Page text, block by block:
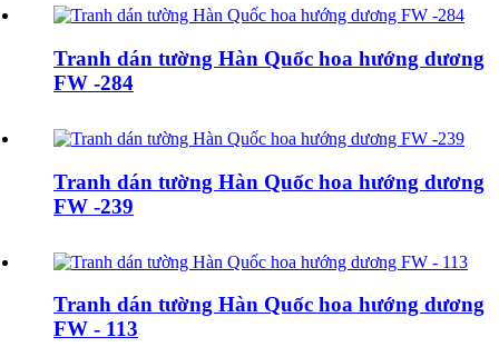
Tranh dán tường Hàn Quốc hoa hướng dương
FW -284
Tranh dán tường Hàn Quốc hoa hướng dương
FW -239
Tranh dán tường Hàn Quốc hoa hướng dương
FW - 113